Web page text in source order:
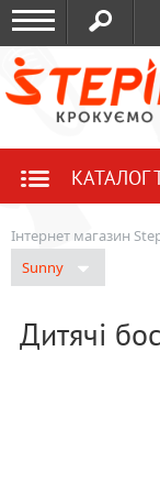
КАТАЛОГ
Інтернет магазин
Sunny
Дитячі